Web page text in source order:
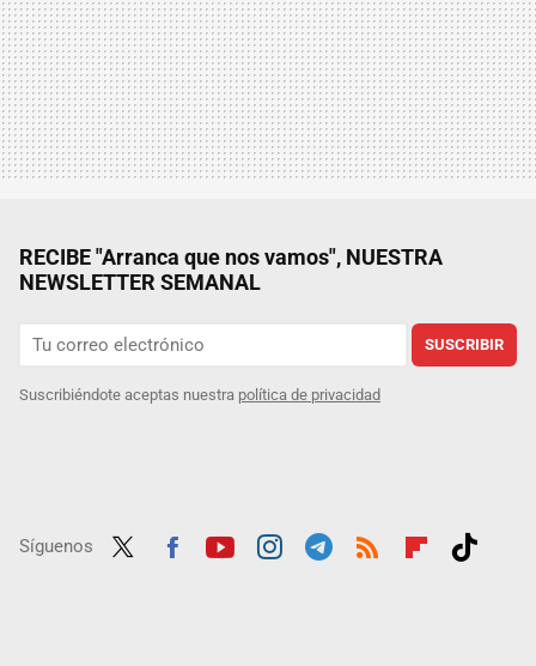
RECIBE "Arranca que nos vamos", NUESTRA
NEWSLETTER SEMANAL
SUSCRIBIR
Suscribiéndote aceptas nuestra política de privacidad
Síguenos